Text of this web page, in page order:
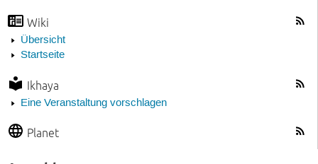
Wiki
Übersicht
Startseite
Ikhaya
Eine Veranstaltung vorschlagen
Planet